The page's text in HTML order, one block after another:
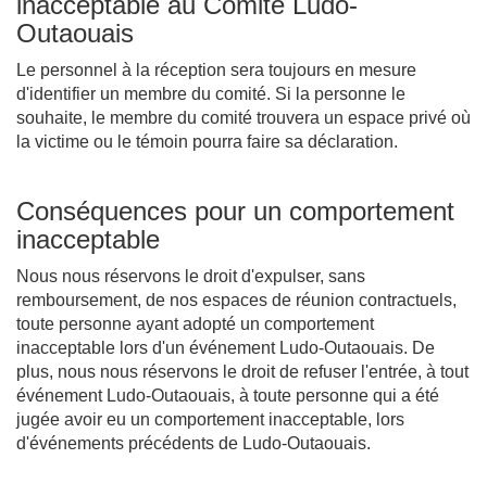
Outaouais
Le personnel à la réception sera toujours en mesure
d'identifier un membre du comité. Si la personne le
souhaite, le membre du comité trouvera un espace privé où
la victime ou le témoin pourra faire sa déclaration.
Conséquences pour un comportement
inacceptable
Nous nous réservons le droit d'expulser, sans
remboursement, de nos espaces de réunion contractuels,
toute personne ayant adopté un comportement
inacceptable lors d'un événement Ludo-Outaouais. De
plus, nous nous réservons le droit de refuser l'entrée, à tout
événement Ludo-Outaouais, à toute personne qui a été
jugée avoir eu un comportement inacceptable, lors
d'événements précédents de Ludo-Outaouais.